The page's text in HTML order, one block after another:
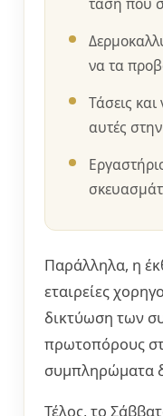
να τα
Τάσεις και
αυτές
Παράλληλα, η
εταιρείες
δικτύωση των
πρωτοπόρους
συμπληρώματα
Τέλος, το